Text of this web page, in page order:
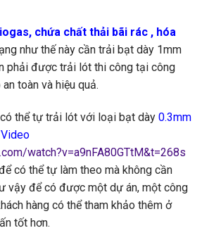
chứa chất thải bãi rác , hóa
như thế này cần trải bạt dày 1mm
phải được trải lót thi công tại công
toàn và hiệu quả.
có thể tự trải lót với loại bạt dày 0.3mm
watch?v=a9nFA80GTtM&t=268s
có thể tự làm theo mà không cần
vậy để có được một dự án, một công
hàng có thể tham khảo thêm ở
tốt hơn.